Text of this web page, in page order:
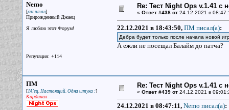
Nemo
[капитан]
Прирожденный Джаец
Я люблю этот Форум!
Репутация: +114
Re: Тест Night Ops v.1.41 с
« Ответ #438 от24.12.2021 в
22.12.2021 в 18:43:50, ПМ писал(a):
Дебра будет только после начала новой
А ежли не посещал Балайм до патча?
ПМ
[JA'ец. Настоящий. Одна штука :]
Кардинал
Re: Тест Night Ops v.1.41 с
« Ответ #439 от24.12.2021 в
24.12.2021 в 08:47:11, Nemo писал(a):